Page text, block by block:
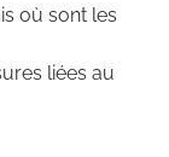
où sont les
liées au